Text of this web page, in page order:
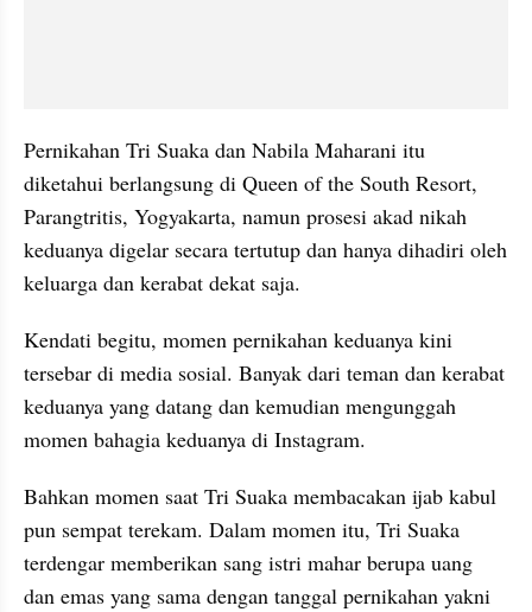
Pernikahan Tri Suaka dan Nabila Maharani itu
diketahui berlangsung di Queen of the South Resort,
Parangtritis, Yogyakarta, namun prosesi akad nikah
keduanya digelar secara tertutup dan hanya dihadiri oleh
keluarga dan kerabat dekat saja.
Kendati begitu, momen pernikahan keduanya kini
tersebar di media sosial. Banyak dari teman dan kerabat
keduanya yang datang dan kemudian mengunggah
momen bahagia keduanya di Instagram.
Bahkan momen saat Tri Suaka membacakan ijab kabul
pun sempat terekam. Dalam momen itu, Tri Suaka
terdengar memberikan sang istri mahar berupa uang
dan emas yang sama dengan tanggal pernikahan yakni